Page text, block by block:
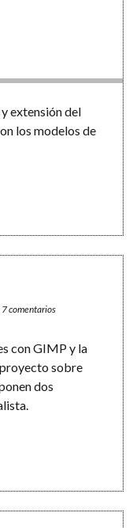
extensión del
los modelos de
7 comentarios
con GIMP y la
sobre
dos